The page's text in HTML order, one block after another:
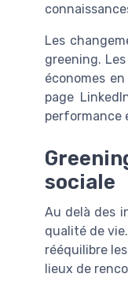
Les
greening.
économes
page
performance
sociale
Au delà des
qualité de
rééquilibre
lieux de